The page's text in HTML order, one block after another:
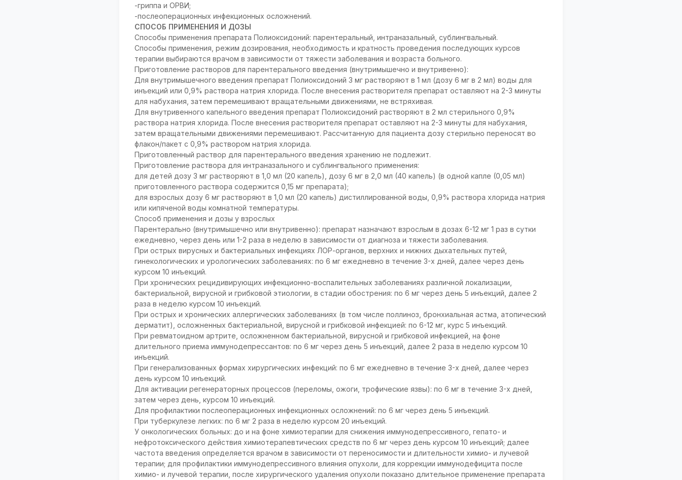
-гриппа и ОРВИ;
-послеоперационных инфекционных осложнений.
СПОСОБ ПРИМЕНЕНИЯ И ДОЗЫ
Способы применения препарата Полиоксидоний: парентеральный, интраназальный, сублингвальный.
Способы применения, режим дозирования, необходимость и кратность проведения последующих курсов
терапии выбираются врачом в зависимости от тяжести заболевания и возраста больного.
Приготовление растворов для парентерального введения (внутримышечно и внутривенно):
Для внутримышечного введения препарат Полиоксидоний 3 мг растворяют в 1 мл (дозу 6 мг в 2 мл) воды для
инъекций или 0,9% раствора натрия хлорида. После внесения растворителя препарат оставляют на 2-3 минуты
для набухания, затем перемешивают вращательными движениями, не встряхивая.
Для внутривенного капельного введения препарат Полиоксидоний растворяют в 2 мл стерильного 0,9%
раствора натрия хлорида. После внесения растворителя препарат оставляют на 2-3 минуты для набухания,
затем вращательными движениями перемешивают. Рассчитанную для пациента дозу стерильно переносят во
флакон/пакет с 0,9% раствором натрия хлорида.
Приготовленный раствор для парентерального введения хранению не подлежит.
Приготовление раствора для интраназального и сублингвального применения:
для детей дозу 3 мг растворяют в 1,0 мл (20 капель), дозу 6 мг в 2,0 мл (40 капель) (в одной капле (0,05 мл)
приготовленного раствора содержится 0,15 мг препарата);
для взрослых дозу 6 мг растворяют в 1,0 мл (20 капель) дистиллированной воды, 0,9% раствора хлорида натрия
или кипяченой воды комнатной температуры.
Способ применения и дозы у взрослых
Парентерально (внутримышечно или внутривенно): препарат назначают взрослым в дозах 6-12 мг 1 раз в сутки
ежедневно, через день или 1-2 раза в неделю в зависимости от диагноза и тяжести заболевания.
При острых вирусных и бактериальных инфекциях ЛОР-органов, верхних и нижних дыхательных путей,
гинекологических и урологических заболеваниях: по 6 мг ежедневно в течение 3-х дней, далее через день
курсом 10 инъекций.
При хронических рецидивирующих инфекционно-воспалительных заболеваниях различной локализации,
бактериальной, вирусной и грибковой этиологии, в стадии обострения: по 6 мг через день 5 инъекций, далее 2
раза в неделю курсом 10 инъекций.
При острых и хронических аллергических заболеваниях (в том числе поллиноз, бронхиальная астма, атопический
дерматит), осложненных бактериальной, вирусной и грибковой инфекцией: по 6-12 мг, курс 5 инъекций.
При ревматоидном артрите, осложненном бактериальной, вирусной и грибковой инфекцией, на фоне
длительного приема иммунодепрессантов: по 6 мг через день 5 инъекций, далее 2 раза в неделю курсом 10
инъекций.
При генерализованных формах хирургических инфекций: по 6 мг ежедневно в течение 3-х дней, далее через
день курсом 10 инъекций.
Для активации регенераторных процессов (переломы, ожоги, трофические язвы): по 6 мг в течение 3-х дней,
затем через день, курсом 10 инъекций.
Для профилактики послеоперационных инфекционных осложнений: по 6 мг через день 5 инъекций.
При туберкулезе легких: по 6 мг 2 раза в неделю курсом 20 инъекций.
У онкологических больных: до и на фоне химиотерапии для снижения иммунодепрессивного, гепато- и
нефротоксического действия химиотерапевтических средств по 6 мг через день курсом 10 инъекций; далее
частота введения определяется врачом в зависимости от переносимости и длительности химио- и лучевой
терапии; для профилактики иммунодепрессивного влияния опухоли, для коррекции иммунодефицита после
химио- и лучевой терапии, после хирургического удаления опухоли показано длительное применение препарата